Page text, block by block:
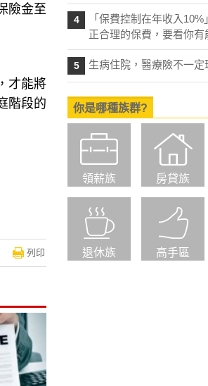
險金至
才能將
階段的
列印
4
「保費控制在年收入
正合理的保費，要看你有
5 生病住院，醫療險不一定
你是哪種族群?
領薪族 房貸族
退休族 高手區